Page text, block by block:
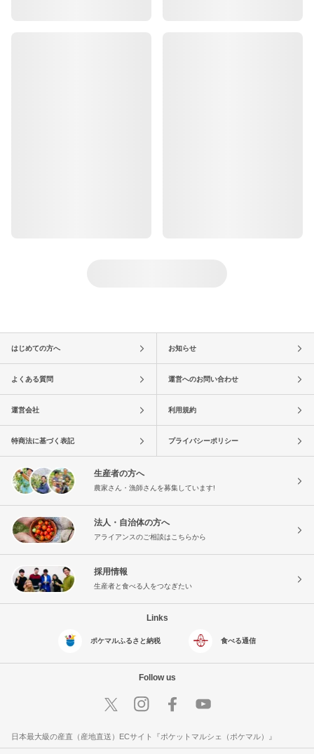
はじめての方へ お知らせ
よくある質問 運営へのお問い合わせ
運営会社 利用規約
特商法に基づく表記 プライバシーポリシー
生産者の方へ
農家さん・漁師さんを募集しています!
法人・自治体の方へ
アライアンスのご相談はこちらから
採用情報
生産者と食べる人をつなぎたい
Links
ポケマルふるさと納税 食べる通信
Follow us
日本最大級の産直（産地直送）ECサイト『ポケットマルシェ（ポケマル）』